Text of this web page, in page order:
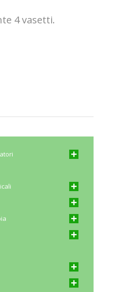
4 vasetti.